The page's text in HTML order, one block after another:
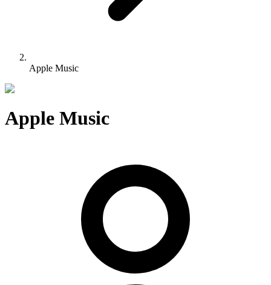
Apple Music
Apple Music